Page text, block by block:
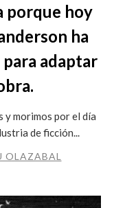
porque hoy
ha
adaptar
y morimos por el día
de ficción...
OLAZABAL